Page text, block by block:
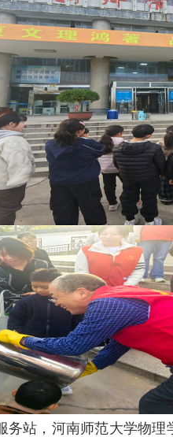
，河南师范大学物理学